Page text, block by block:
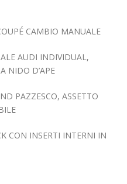
CAMBIO MANUALE
AUDI INDIVIDUAL,
NIDO D’APE
PAZZESCO, ASSETTO
CON INSERTI INTERNI IN